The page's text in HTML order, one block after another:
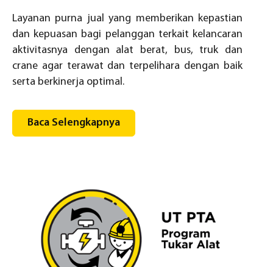
Layanan purna jual yang memberikan kepastian
dan kepuasan bagi pelanggan terkait kelancaran
aktivitasnya dengan alat berat, bus, truk dan
crane agar terawat dan terpelihara dengan baik
serta berkinerja optimal.
Baca Selengkapnya